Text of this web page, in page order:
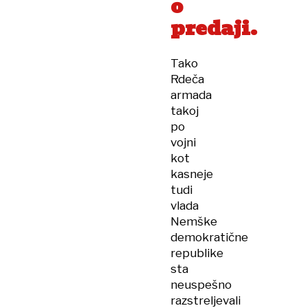
o
predaji.
Tako
Rdeča
armada
takoj
po
vojni
kot
kasneje
tudi
vlada
Nemške
demokratične
republike
sta
neuspešno
razstreljevali